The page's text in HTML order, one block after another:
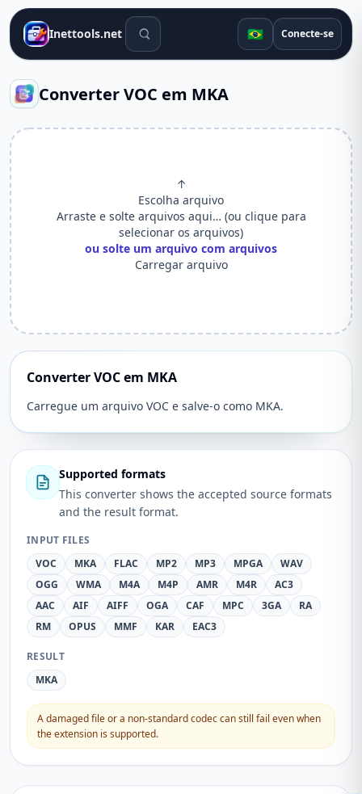
Inettools.net Ferramentas de pesquisa
🇧🇷 Conecte-se
Converter VOC em MKA
↑
Escolha arquivo
Arraste e solte arquivos aqui… (ou clique para
selecionar os arquivos)
ou solte um arquivo com arquivos
Carregar arquivo
Converter VOC em MKA
Carregue um arquivo VOC e salve-o como MKA.
Supported formats
This converter shows the accepted source formats
and the result format.
INPUT FILES
VOC
MKA FLAC MP2 MP3 MPGA
WAV
OGG
WMA M4A M4P AMR M4R
AC3
AAC
AIF AIFF OGA CAF MPC 3GA
RA
RM
OPUS MMF KAR EAC3
RESULT
MKA
A damaged file or a non-standard codec can still fail even when
the extension is supported.